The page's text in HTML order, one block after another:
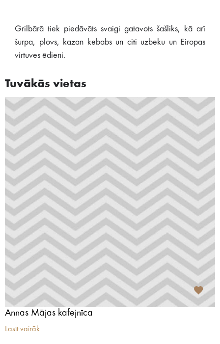
Grilbārā tiek piedāvāts svaigi gatavots šašliks, kā arī
šurpa, plovs, kazan kebabs un citi uzbeku un Eiropas
virtuves ēdieni.
Tuvākās vietas
Annas Mājas kafejnīca
Lasīt vairāk